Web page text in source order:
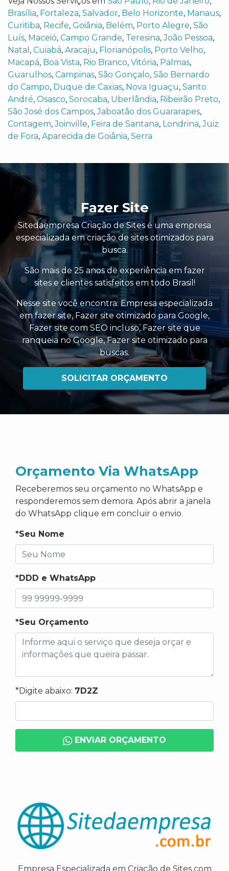
Brasília, Fortaleza, Salvador, Belo Horizonte, Manaus,
Curitiba, Recife, Goiânia, Belém, Porto Alegre, São
Luís, Maceió, Campo Grande, Teresina,João Pessoa,
Natal , Cuiabá, Aracaju, Florianópolis, Porto Velho,
Macapá, Boa Vista, Rio Branco, Vitória, Palmas,
Guarulhos, Campinas, São Gonçalo, São Bernardo
do Campo, Duque de Caxias, Nova Iguaçu, Santo
André, Osasco, Sorocaba, Uberlândia, Ribeirão Preto,
São José dos Campos,Jaboatão dos Guararapes,
Contagem,Joinville, Feira de Santana, Londrina,Juiz
de Fora, Aparecida de Goiânia, Serra
Fazer Site
Sitedaempresa Criação de Sites é uma empresa
especializada em criação de sites otimizados para
busca.
São mais de 25 anos de experiência em fazer
sites e clientes satisfeitos em todo Brasil!
Nesse site você encontra:Empresa especializada
em fazer site,Fazer site otimizado para Google,
Fazer site com SEO incluso, Fazer site que
ranqueia no Google,Fazer site otimizado para
buscas.
SOLICITAR ORÇAMENTO
Orçamento Via WhatsApp
Receberemos seu orçamento no WhatsApp e
responderemos sem demora. Após abrir a janela
do WhatsApp clique em concluir o envio.
*Seu Nome
*DDD e WhatsApp
*Seu Orçamento
*Digite abaixo: 7D2Z
ENVIAR ORÇAMENTO
Empresa Especializada em Criação de Sites com